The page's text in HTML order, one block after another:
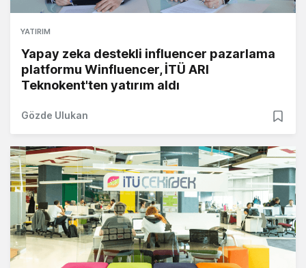
YATIRIM
Yapay zeka destekli influencer pazarlama
platformu Winfluencer, İTÜ ARI
Teknokent'ten yatırım aldı
Gözde Ulukan